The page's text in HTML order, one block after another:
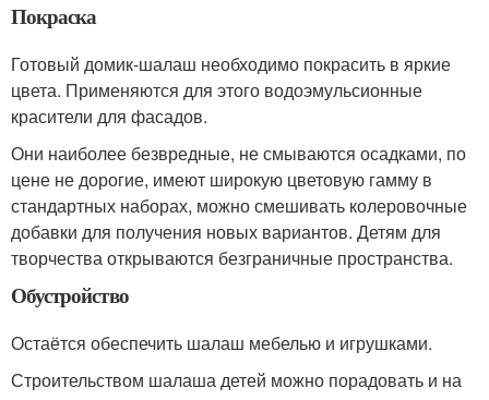
Покраска
Готовый домик-шалаш необходимо покрасить в яркие
цвета. Применяются для этого водоэмульсионные
красители для фасадов.
Они наиболее безвредные, не смываются осадками, по
цене не дорогие, имеют широкую цветовую гамму в
стандартных наборах, можно смешивать колеровочные
добавки для получения новых вариантов. Детям для
творчества открываются безграничные пространства.
Обустройство
Остаётся обеспечить шалаш мебелью и игрушками.
Строительством шалаша детей можно порадовать и на